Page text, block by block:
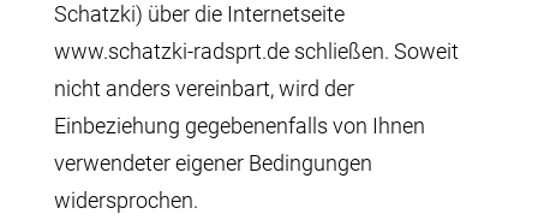
Schatzki) über die Internetseite
www.schatzki-radsprt.de schließen. Soweit
nicht anders vereinbart, wird der
Einbeziehung gegebenenfalls von Ihnen
verwendeter eigener Bedingungen
widersprochen.